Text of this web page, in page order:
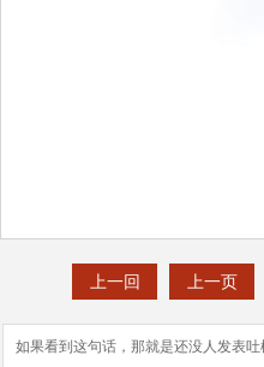
上一回 上一页
如果看到这句话，那就是还没人发表吐